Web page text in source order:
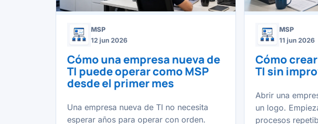
MSP
12 jun 2026
Cómo una empresa nueva de
TI puede operar como MSP
desde el primer mes
Una empresa nueva de TI no necesita
esperar años para operar con orden.
MSP
11 jun 2026
Cómo
TI sin
Abrir una
un logo.
procesos